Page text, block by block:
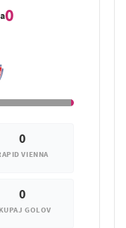
0
0
VIENNA
0
GOLOV